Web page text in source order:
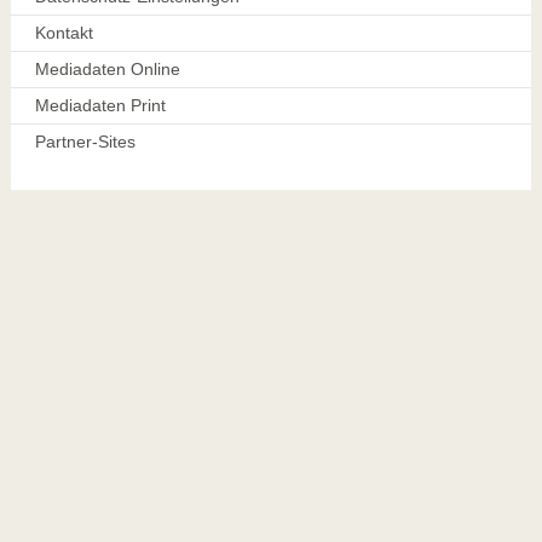
Kontakt
Mediadaten Online
Mediadaten Print
Partner-Sites